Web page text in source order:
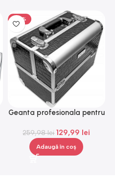
-50%
Geanta profesionala pentru
259,98lei 129,99 lei
Adaugă în coș